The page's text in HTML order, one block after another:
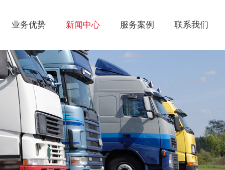
业务优势 新闻中心 服务案例 联系我们